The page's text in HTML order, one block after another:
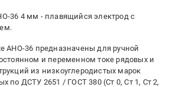
36 4 мм - плавящийся электрод с
АНО-36 предназначены для ручной
и переменном токе рядовых и
из низкоуглеродистых марок
по ДСТУ 2651 / ГОСТ 380 (Ст 0, Ст 1, Ст 2,